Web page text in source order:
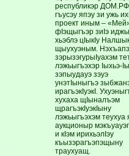
республикэр
гъусэу япэу зи ужь
проект иным –
фIэщыгъэр зиIэ
хьэблэ цIыкIу
щыухуэным.
зэрызэгурыIуахэм
лэжьыгъэхэр Iыхьэ-
зэпыудауэ зэуэ
унэтIыныгъэ
ирагъэкIуэкI.
хухаха щIыналъэм
щрагъэкIуэкIыну
лэжьыгъэхэм теухуа
аукционыр
и кIэм ирихьэлIэу
къызэрагъэпэщыну
траухуащ.